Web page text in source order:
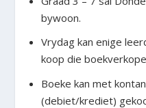
bywoon.
Vrydag kan enige
koop die
Boeke kan met
(debiet/krediet)